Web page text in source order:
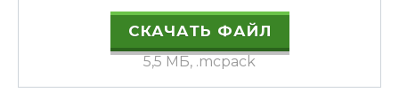
СКАЧАТЬ ФАЙЛ
5,5 МБ, .mcpack